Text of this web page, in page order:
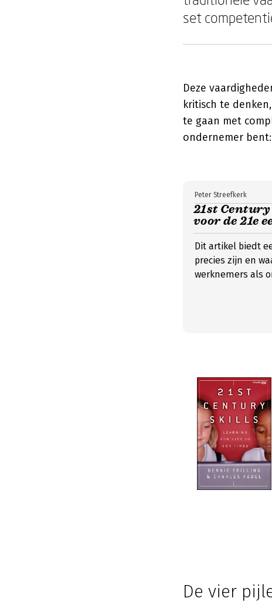
set
Deze
kritisch te
te gaan met
ondernemer
21st
voor de 21e
Peter Streefkerk
Dit artikel biedt
precies zijn en
werknemers als
De vier